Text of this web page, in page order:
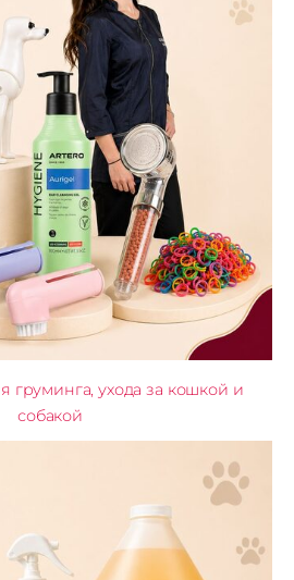
груминга, ухода за кошкой и
собакой